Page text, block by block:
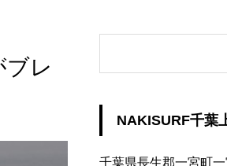
レ
NAKISURF千葉
千葉県長生郡一宮町